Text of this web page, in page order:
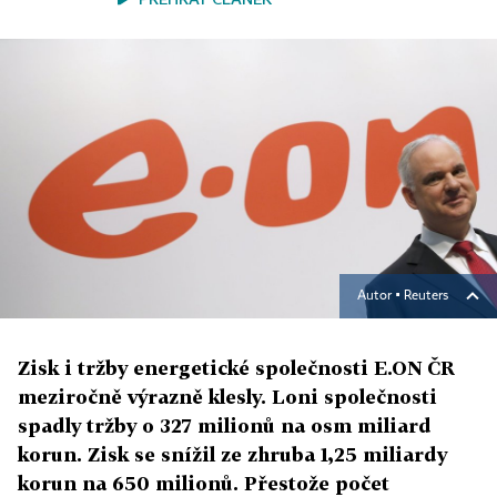
Autor ▪ Reuters
Zisk i tržby energetické společnosti E.ON ČR
meziročně výrazně klesly. Loni společnosti
spadly tržby o 327 milionů na osm miliard
korun. Zisk se snížil ze zhruba 1,25 miliardy
korun na 650 milionů. Přestože počet